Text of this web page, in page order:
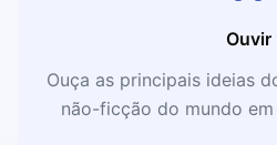
Ouvir
Ouça as principais ideias
não-ficção do mundo